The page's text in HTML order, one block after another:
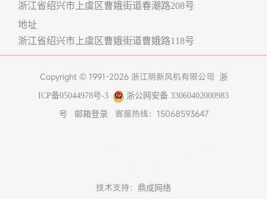
浙江省绍兴市上虞区曹娥街道春潮路208号
地址
浙江省绍兴市上虞区曹娥街道曹娥路118号
Copyright © 1991-2026 浙江明新风机有限公司 浙
ICP备05044978号-3 浙公网安备 33060402000983
号 邮箱登录
客服热线：15068593647
技术支持： 鼎成网络